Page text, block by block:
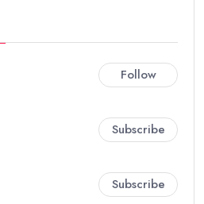
Follow
Subscribe
Subscribe